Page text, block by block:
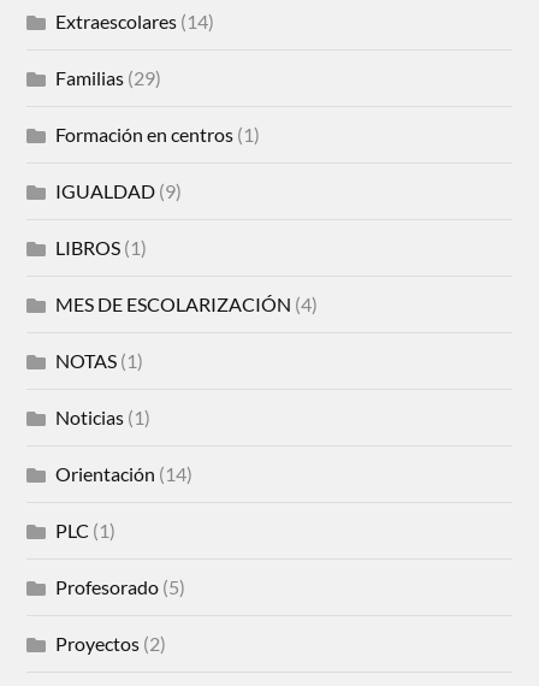
Extraescolares (14)
Familias (29)
Formación en centros (1)
IGUALDAD (9)
LIBROS (1)
MES DE ESCOLARIZACIÓN (4)
NOTAS (1)
Noticias (1)
Orientación (14)
PLC (1)
Profesorado (5)
Proyectos (2)